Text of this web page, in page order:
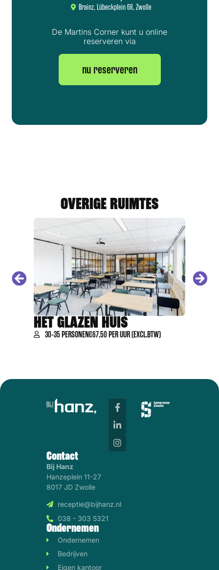
Brainz, Lübeckplein 68, Zwolle
De Martins Corner kunt u online
reserveren via
nu reserveren
OVERIGE RUIMTES
HET GLAZEN HUIS
30-35 PERSONEN€67,50 PER UUR (EXCL.BTW)
Contact
Bij Hanz
Hanzeplein 11-27
8017 JD Zwolle
receptie@bijhanz.nl
038 - 303 5321
Ondernemen
Ondernemen
Bedrijven
Eigen kantoor